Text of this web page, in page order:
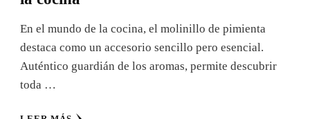
En el mundo de la cocina, el molinillo de pimienta
destaca como un accesorio sencillo pero esencial.
Auténtico guardián de los aromas, permite descubrir
toda …